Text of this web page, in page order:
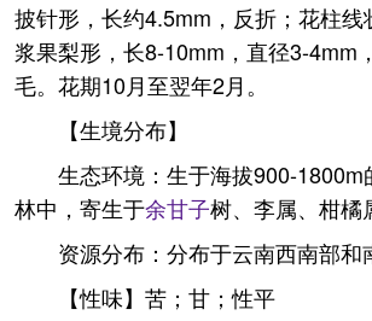
披针形，长约4.5mm，反折；花柱线
浆果梨形，长8-10mm，直径3-4mm
毛。花期10月至翌年2月。
【生境分布】
生态环境：生于海拔900-
林中，寄生于余甘子树、李属、柑橘
资源分布：分布于云南西南部和
【性味】苦；甘；性平